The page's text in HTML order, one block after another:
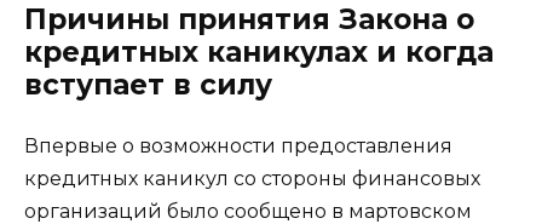
Причины принятия Закона о
кредитных каникулах и когда
вступает в силу
Впервые о возможности предоставления
кредитных каникул со стороны финансовых
организаций было сообщено в мартовском